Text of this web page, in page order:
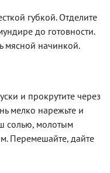
губкой. Отделите
до готовности.
мясной начинкой.
и прокрутите через
мелко нарежьте и
солью, молотым
Перемешайте, дайте